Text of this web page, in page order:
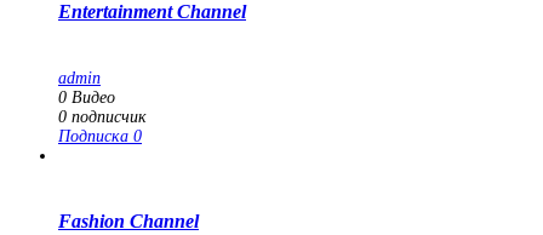
Entertainment Channel
admin
0 Видео
0 подписчик
Подписка 0
Fashion Channel